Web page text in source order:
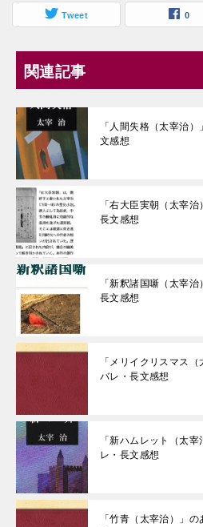
Tweet 0
関連記事
「人間失格（太宰治
文感想
「右大臣実朝（太宰
長文感想
「新釈諸国噺（太宰
長文感想
「メリイクリスマス
バレ・長文感想
「新ハムレット（太
レ・長文感想
「竹青（太宰治）」